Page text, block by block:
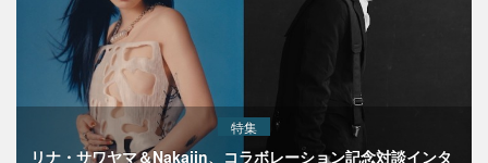
特集
リナ・サワヤマ＆Nakajin、コラボレーション記念対談インタ